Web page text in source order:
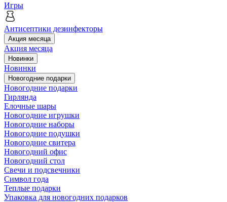
Игры
Антисептики дезинфекторы
Акция месяца
Акция месяца
Новинки
Новинки
Новогодние подарки
Новогодние подарки
Гирлянда
Елочные шары
Новогодние игрушки
Новогодние наборы
Новогодние подушки
Новогодние свитера
Новогодний офис
Новогодний стол
Свечи и подсвечники
Символ года
Теплые подарки
Упаковка для новогодних подарков